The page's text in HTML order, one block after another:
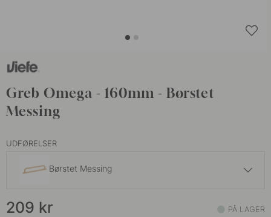
Greb Omega - 160mm - Børstet
Messing
UDFØRELSER
Børstet Messing
Antik Messing På lager
209 kr PÅ LAGER